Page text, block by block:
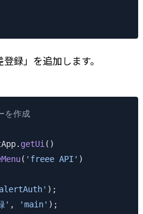
録」を追加します。
を作成
getUi()
( 'freee API' )
);
' , 'main' );